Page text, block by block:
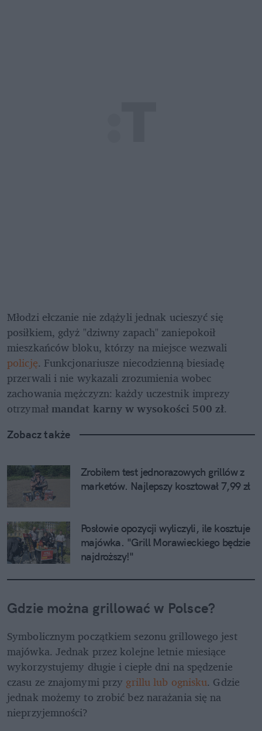
Młodzi ełczanie nie zdążyli jednak ucieszyć się
posiłkiem, gdyż "dziwny zapach" zaniepokoił
policję. Funkcjonariusze niecodzienną biesiadę
przerwali i nie wykazali zrozumienia wobec
zachowania mężczyzn: każdy uczestnik imprezy
otrzymał mandat karny w wysokości 500 zł.
Zobacz także
Zrobiłem test jednorazowych grillów z
marketów. Najlepszy kosztował 7,99 zł
Posłowie opozycji wyliczyli, ile kosztuje
majówka. "Grill Morawieckiego będzie
najdroższy!"
Gdzie można grillować w Polsce?
Symbolicznym początkiem sezonu grillowego jest
majówka. Jednak przez kolejne letnie miesiące
wykorzystujemy długie i ciepłe dni na spędzenie
czasu ze znajomymi przy grillu lub ognisku. Gdzie
jednak możemy to zrobić bez narażania się na
nieprzyjemności?